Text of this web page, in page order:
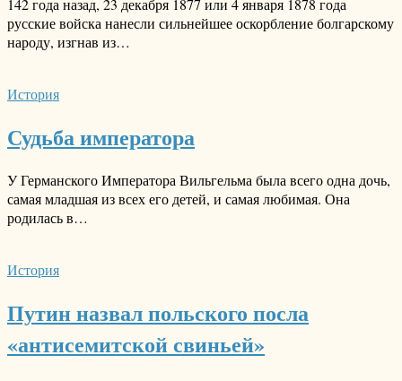
142 года назад, 23 декабря 1877 или 4 января 1878 года
русские войска нанесли сильнейшее оскорбление болгарскому
народу, изгнав из…
История
Судьба императора
У Германского Императора Вильгельма была всего одна дочь,
самая младшая из всех его детей, и самая любимая. Она
родилась в…
История
Путин назвал польского посла
«антисемитской свиньей»